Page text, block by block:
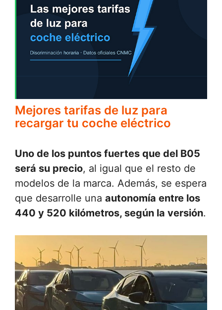
Mejores tarifas de luz para
recargar tu coche eléctrico
Uno de los puntos fuertes que del B05
será su precio, al igual que el resto de
modelos de la marca. Además, se espera
que desarrolle una autonomía entre los
440 y 520 kilómetros, según la versión.